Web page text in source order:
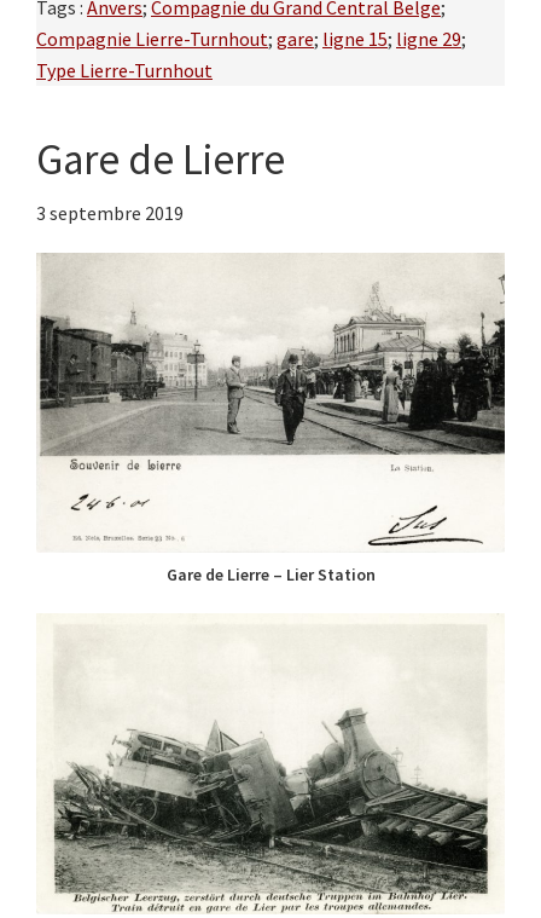
Tags : Anvers; Compagnie du Grand Central Belge;
Compagnie Lierre-Turnhout; gare; ligne 15; ligne 29;
Type Lierre-Turnhout
Gare de Lierre
3 septembre 2019
Gare de Lierre – Lier Station